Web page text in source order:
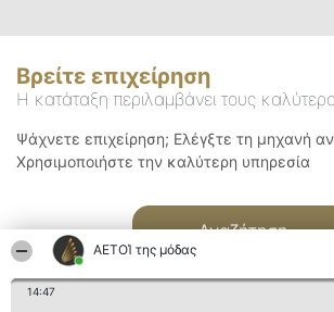
ΑΕΤΟΊ της μόδας
14:47
Βρείτε επιχείρηση
Η κατάταξη περιλαμβάνει τους
Ψάχνετε επιχείρηση; Ελέγξτε τη μηχανή
Χρησιμοποιήστε την καλύτερη υπηρεσία
Αναζήτηση